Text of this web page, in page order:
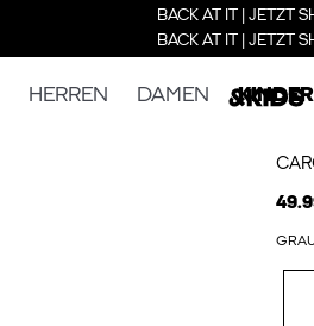
BACK AT IT | JETZT
BACK AT IT | JETZT
HERREN DAMEN KINDER